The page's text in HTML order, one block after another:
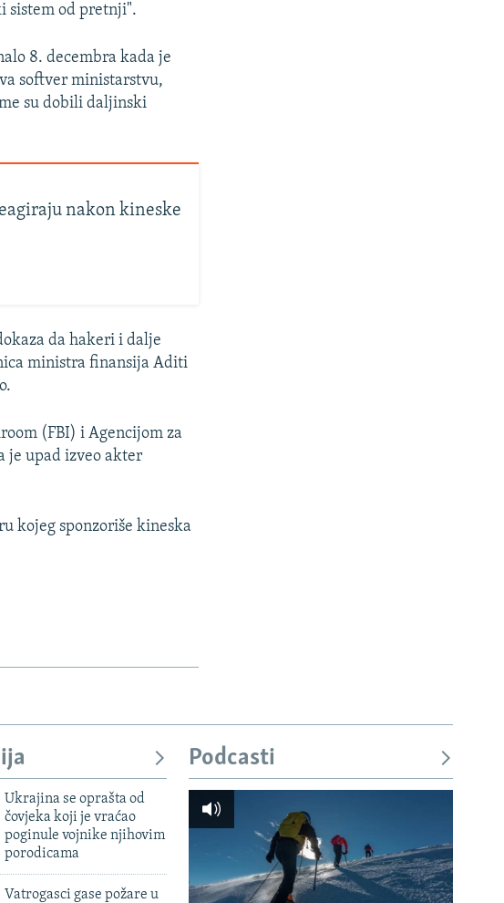
sistem od pretnji".
8. decembra kada je
softver ministarstvu,
su dobili daljinski
nakon kineske
da hakeri i dalje
ministra finansija Aditi
(FBI) i Agencijom za
je upad izveo akter
kojeg sponzoriše kineska
Ukrajina se oprašta od
čovjeka koji je vraćao
poginule vojnike njihovim
porodicama
Vatrogasci gase požare u
Podcasti